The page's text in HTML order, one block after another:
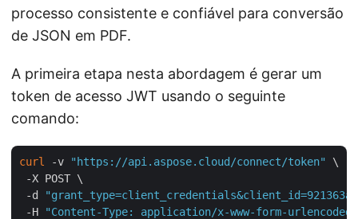
processo consistente e confiável para conversão
de JSON em PDF.
A primeira etapa nesta abordagem é gerar um
token de acesso JWT usando o seguinte
comando:
curl -v "https://api.aspose.cloud/connect/token"
\
-X POST \
-d
"grant_type=client_credentials&client_id=921363a8-
-H
"Content-Type: application/x-www-form-urlencoded"